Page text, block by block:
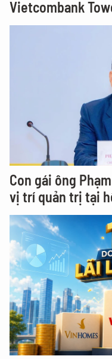
Vietcombank
Con gái ông
vị trí quản trị tại